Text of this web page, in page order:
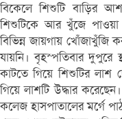
বিকেলে শিশুটি বাড়ির
শিশুটিকে আর খুঁজে পাওয়া
বিভিন্ন জায়গায় খোঁজাখুঁজি
যায়নি। বৃহস্পতিবার দুপুরে
কাটতে গিয়ে শিশুটির লাশ
গিয়ে লাশটি উদ্ধার
কলেজ হাসপাতালের মর্গে